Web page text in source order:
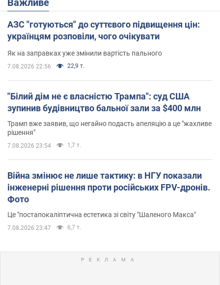
Важливе
АЗС "готуються" до суттєвого підвищення цін:
українцям розповіли, чого очікувати
Як на заправках уже змінили вартість пального
7.08.2026 22:56 22,9 т.
"Білий дім не є власністю Трампа": суд США
зупинив будівництво бальної зали за $400 млн
Трамп вже заявив, що негайно подасть апеляцію а це "жахливе
рішення"
7.08.2026 23:54 1,7 т.
Війна змінює не лише тактику: в НГУ показали
інженерні рішення проти російських FPV-дронів.
Фото
Це "постапокаліптична естетика зі світу "Шаленого Макса"
7.08.2026 23:47 6,7 т.